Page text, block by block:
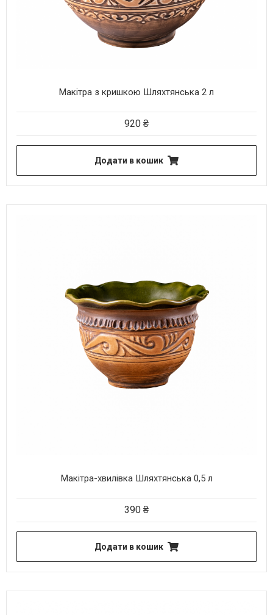
Макітра з кришкою Шляхтянська 2 л
920 ₴
Додати в кошик
Макітра-хвилівка Шляхтянська 0,5 л
390 ₴
Додати в кошик